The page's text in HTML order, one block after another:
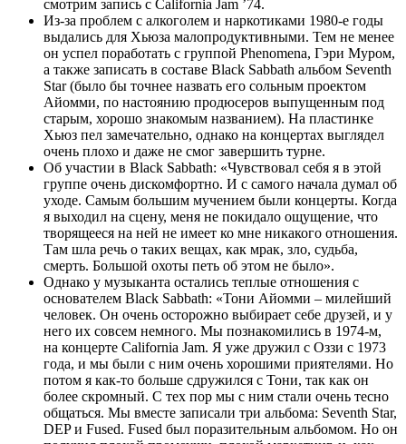
смотрим запись с California Jam ’74.
Из-за проблем с алкоголем и наркотиками 1980-е годы
выдались для Хьюза малопродуктивными. Тем не менее
он успел поработать с группой Phenomena, Гэри Муром,
а также записать в составе Black Sabbath альбом Seventh
Star (было бы точнее назвать его сольным проектом
Айомми, по настоянию продюсеров выпущенным под
старым, хорошо знакомым названием). На пластинке
Хьюз пел замечательно, однако на концертах выглядел
очень плохо и даже не смог завершить турне.
Об участии в Black Sabbath: «Чувствовал себя я в этой
группе очень дискомфортно. И с самого начала думал об
уходе. Самым большим мучением были концерты. Когда
я выходил на сцену, меня не покидало ощущение, что
творящееся на ней не имеет ко мне никакого отношения.
Там шла речь о таких вещах, как мрак, зло, судьба,
смерть. Большой охоты петь об этом не было».
Однако у музыканта остались теплые отношения с
основателем Black Sabbath: «Тони Айомми – милейший
человек. Он очень осторожно выбирает себе друзей, и у
него их совсем немного. Мы познакомились в 1974-м,
на концерте California Jam. Я уже дружил с Оззи с 1973
года, и мы были с ним очень хорошими приятелями. Но
потом я как-то больше сдружился с Тони, так как он
более скромный. С тех пор мы с ним стали очень тесно
общаться. Мы вместе записали три альбома: Seventh Star,
DEP и Fused. Fused был поразительным альбомом. Но он